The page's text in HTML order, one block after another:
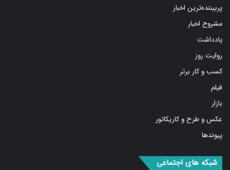
پربیننده‌ترین اخبار
مشروح اخبار
یادداشت
روایت روز
کسب و کار برتر
فیلم
بازار
عکس و طرح و کاریکاتور
پیوندها
شبکه های اجتماعی